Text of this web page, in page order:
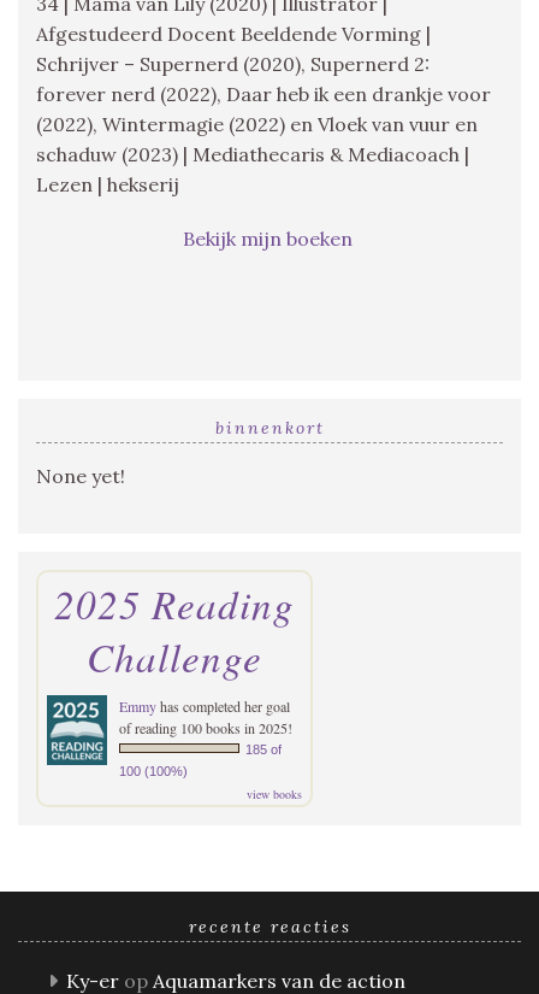
Afgestudeerd Docent Beeldende Vorming |
Schrijver – Supernerd (2020), Supernerd 2:
forever nerd (2022), Daar heb ik een drankje voor
(2022), Wintermagie (2022) en Vloek van vuur en
schaduw (2023) | Mediathecaris & Mediacoach |
Lezen | hekserij
Bekijk mijn boeken
binnenkort
None yet!
2025 Reading
Challenge
Emmyhas completed her goal
of reading 100 books in 2025!
185 of
100 (100%)
view books
recente reacties
Ky-er op Aquamarkers van de action